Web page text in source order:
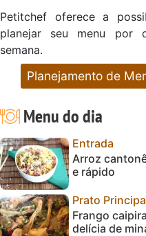
Petitchef oferece a
planejar seu menu por
semana.
Planejamento de
Menu do dia
Entrada
Arroz
e rápido
Prato
Frango
delícia de